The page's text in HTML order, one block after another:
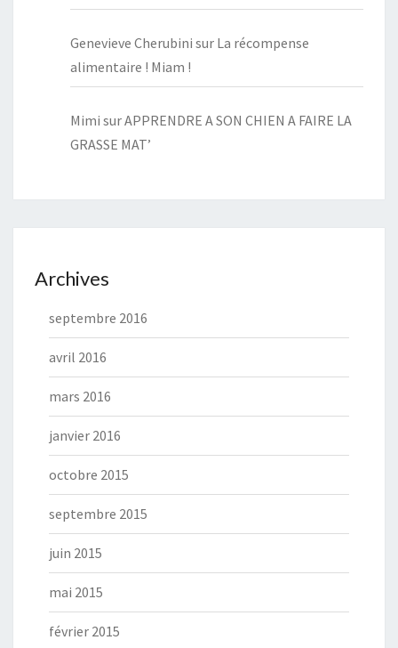
Genevieve Cherubini sur La récompense
alimentaire ! Miam !
Mimi surAPPRENDRE A SON CHIEN A FAIRE LA
GRASSE MAT’
Archives
septembre 2016
avril 2016
mars 2016
janvier 2016
octobre 2015
septembre 2015
juin 2015
mai 2015
février 2015